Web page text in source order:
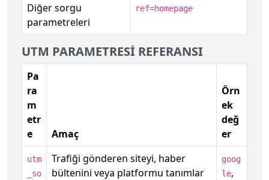
Diğer sorgu
parametreleri
ref=homepage
UTM PARAMETRESI REFERANSI
Pa
ra
m
etr
e
Amaç
Örn
ek
değ
er
utm
_so
Trafiği gönderen siteyi, haber
bültenini veya platformu tanımlar
goog
le,